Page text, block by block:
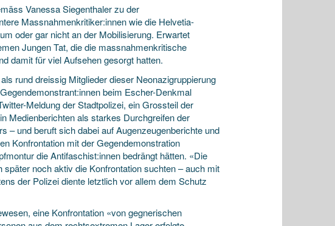
Vanessa Siegenthaler zu der
Massnahmenkritiker:innen wie die Helvetia-
oder gar nicht an der Mobilisierung. Erwartet
Jungen Tat, die die massnahmenkritische
damit für viel Aufsehen gesorgt hatten.
rund dreissig Mitglieder dieser Neonazigruppierung
beim Escher-Denkmal
Meldung der Stadtpolizei, ein Grossteil der
Medienberichten als starkes Durchgreifen der
– und beruft sich dabei auf Augenzeugenberichte und
Konfrontation mit der Gegendemonstration
die Antifaschist:innen bedrängt hätten. «Die
noch aktiv die Konfrontation suchten – auch mit
der Polizei diente letztlich vor allem dem Schutz
eine Konfrontation «von gegnerischen